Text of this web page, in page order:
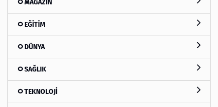
MAGAZİN
EĞİTİM
DÜNYA
SAĞLIK
TEKNOLOJİ